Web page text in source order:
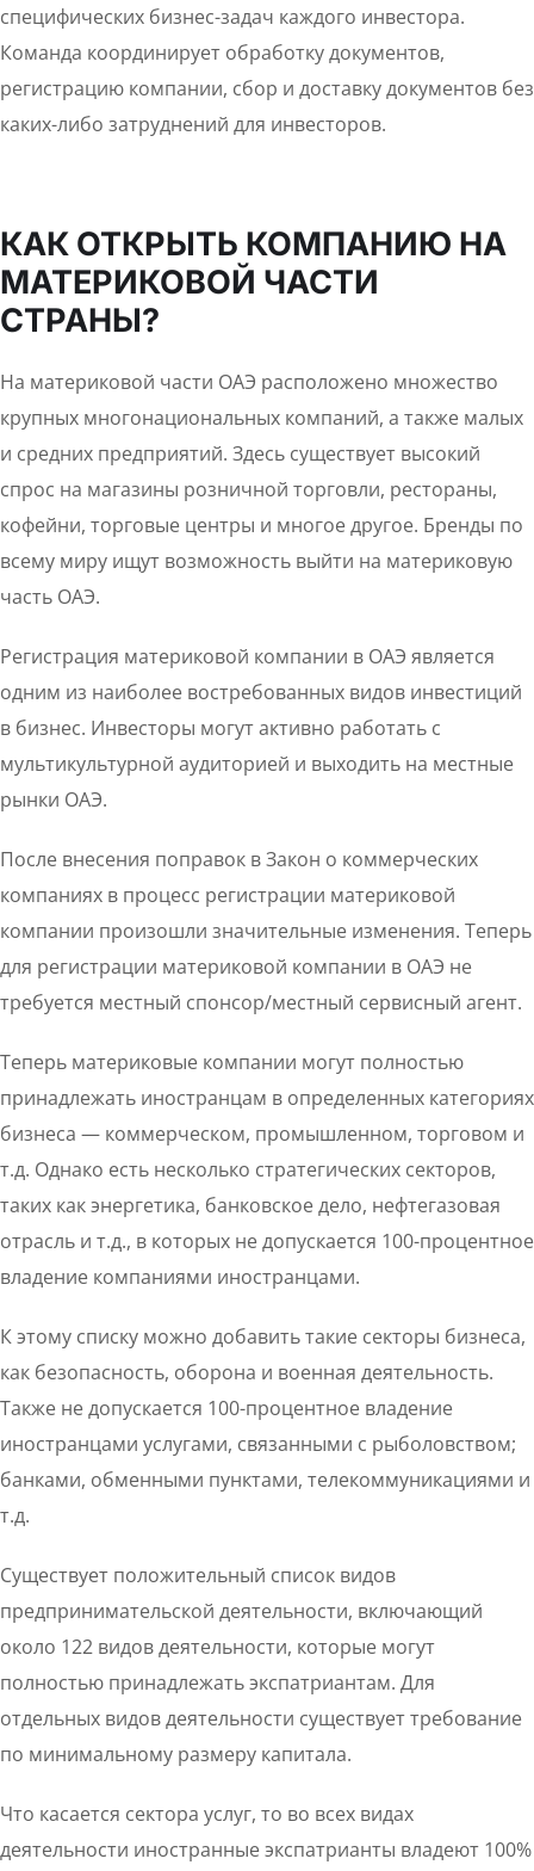
специфических бизнес-задач каждого инвестора.
Команда координирует обработку документов,
регистрацию компании, сбор и доставку документов без
каких-либо затруднений для инвесторов.
КАК ОТКРЫТЬ КОМПАНИЮ НА
МАТЕРИКОВОЙ ЧАСТИ
СТРАНЫ?
На материковой части ОАЭ расположено множество
крупных многонациональных компаний, а также малых
и средних предприятий. Здесь существует высокий
спрос на магазины розничной торговли, рестораны,
кофейни, торговые центры и многое другое. Бренды по
всему миру ищут возможность выйти на материковую
часть ОАЭ.
Регистрация материковой компании в ОАЭ является
одним из наиболее востребованных видов инвестиций
в бизнес. Инвесторы могут активно работать с
мультикультурной аудиторией и выходить на местные
рынки ОАЭ.
После внесения поправок в Закон о коммерческих
компаниях в процесс регистрации материковой
компании произошли значительные изменения. Теперь
для регистрации материковой компании в ОАЭ не
требуется местный спонсор/местный сервисный агент.
Теперь материковые компании могут полностью
принадлежать иностранцам в определенных категориях
бизнеса — коммерческом, промышленном, торговом и
т.д. Однако есть несколько стратегических секторов,
таких как энергетика, банковское дело, нефтегазовая
отрасль и т.д., в которых не допускается 100-процентное
владение компаниями иностранцами.
К этому списку можно добавить такие секторы бизнеса,
как безопасность, оборона и военная деятельность.
Также не допускается 100-процентное владение
иностранцами услугами, связанными с рыболовством;
банками, обменными пунктами, телекоммуникациями и
т.д.
Существует положительный список видов
предпринимательской деятельности, включающий
около 122 видов деятельности, которые могут
полностью принадлежать экспатриантам. Для
отдельных видов деятельности существует требование
по минимальному размеру капитала.
Что касается сектора услуг, то во всех видах
деятельности иностранные экспатрианты владеют 100%